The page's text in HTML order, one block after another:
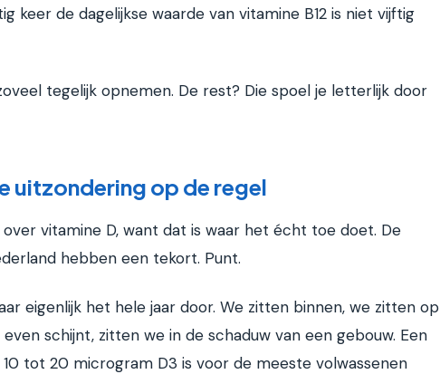
keer de dagelijkse waarde van vitamine B12 is niet vijftig
tegelijk opnemen. De rest? Die spoel je letterlijk door
uitzondering op de regel
vitamine D, want dat is waar het écht toe doet. De
hebben een tekort. Punt.
eigenlijk het hele jaar door. We zitten binnen, we zitten op
schijnt, zitten we in de schaduw van een gebouw. Een
10 tot 20 microgram D3 is voor de meeste volwassenen